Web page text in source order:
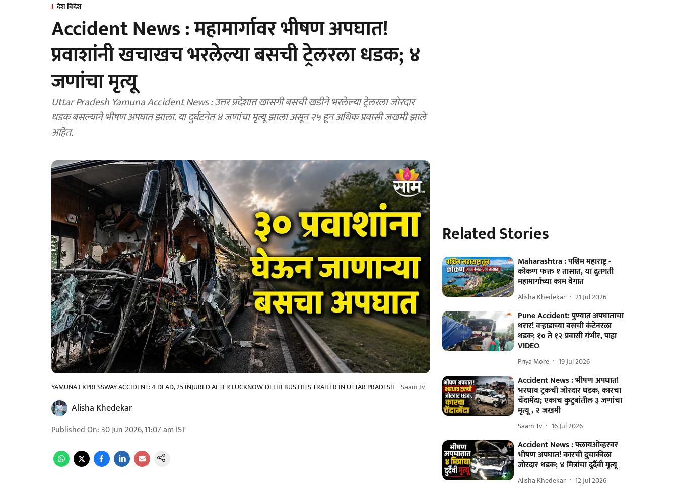
देश विदेश
Accident News : महामार्गावर भीषण अपघात!
प्रवाशांनी खचाखच भरलेल्या बसची ट्रेलरला धडक; ४
जणांचा मृत्यू
Uttar Pradesh Yamuna Accident News : उत्तर प्रदेशात खासगी बसची खडीने भरलेल्या ट्रेलरला जोरदार
धडक बसल्याने भीषण अपघात झाला. या दुर्घटनेत ४ जणांचा मृत्यू झाला असून २५ हून अधिक प्रवासी जखमी झाले
आहेत.
YAMUNA EXPRESSWAY ACCIDENT: 4 DEAD, 25 INJURED AFTER LUCKNOW-DELHI BUS HITS TRAILER IN UTTAR PRADESH Saam tv
Alisha Khedekar
Published On: 30 Jun 2026, 11:07 am IST
Related Stories
Maharashtra : पश्चिम महाराष्ट्र -
कोकण फक्त १ तासात, या द्रुतगती
महामार्गाच्या काम वेगात
Alisha Khedekar 21 Jul 2026
Pune Accident: पुण्यात अपघाताचा
थरार! वऱ्हाडाच्या बसची कंटेनरला
धडक; १० ते १२ प्रवासी गंभीर, पाहा
VIDEO
Priya More 19 Jul 2026
Accident News : भीषण अपघात!
भरधाव ट्रकची जोरदार धडक, कारचा
चेंदामेंदा; एकाच कुटुबांतील ३ जणांचा
मृत्यू , २ जखमी
Saam Tv 16 Jul 2026
Accident News : फ्लायओव्हरवर
भीषण अपघात! कारची दुचाकीला
जोरदार धडक; ४ मित्रांचा दुर्दैवी मृत्यू
Alisha Khedekar 12 Jul 2026